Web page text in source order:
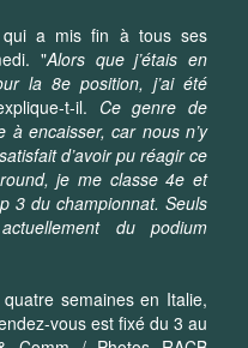
qui a mis fin à tous ses
"Alors que j’étais en
la 8e position, j’ai été
t-il. Ce genre de
à encaisser, car nous n’y
d’avoir pu réagir ce
je me classe 4e et
3 du championnat. Seuls
du podium
semaines en Italie,
vous est fixé du 3 au